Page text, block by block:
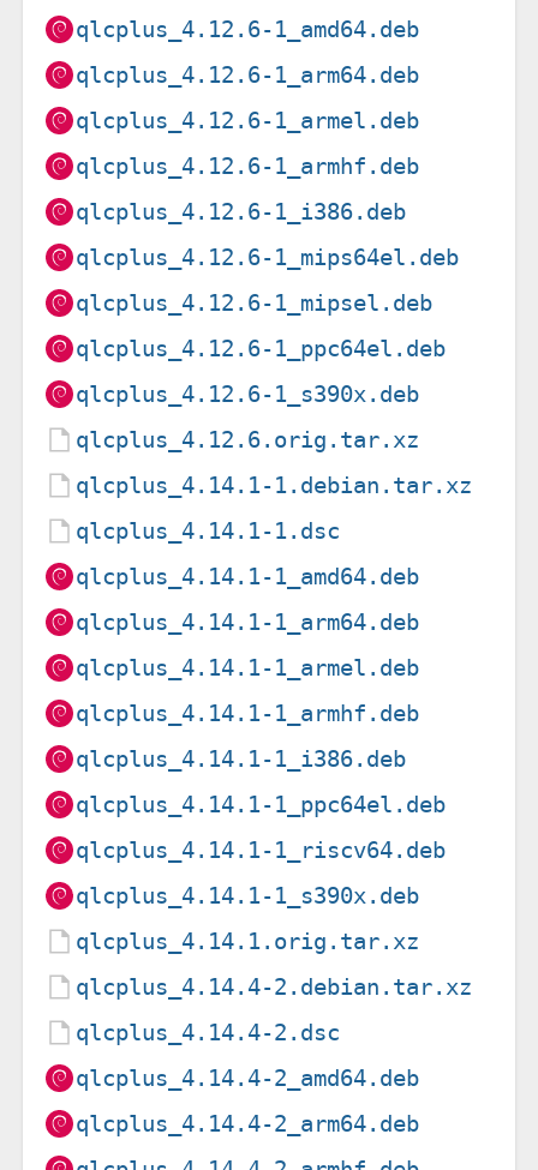
qlcplus_4.12.6-1_amd64.deb
qlcplus_4.12.6-1_arm64.deb
qlcplus_4.12.6-1_armel.deb
qlcplus_4.12.6-1_armhf.deb
qlcplus_4.12.6-1_i386.deb
qlcplus_4.12.6-1_mips64el.deb
qlcplus_4.12.6-1_mipsel.deb
qlcplus_4.12.6-1_ppc64el.deb
qlcplus_4.12.6-1_s390x.deb
qlcplus_4.12.6.orig.tar.xz
qlcplus_4.14.1-1.debian.tar.xz
qlcplus_4.14.1-1.dsc
qlcplus_4.14.1-1_amd64.deb
qlcplus_4.14.1-1_arm64.deb
qlcplus_4.14.1-1_armel.deb
qlcplus_4.14.1-1_armhf.deb
qlcplus_4.14.1-1_i386.deb
qlcplus_4.14.1-1_ppc64el.deb
qlcplus_4.14.1-1_riscv64.deb
qlcplus_4.14.1-1_s390x.deb
qlcplus_4.14.1.orig.tar.xz
qlcplus_4.14.4-2.debian.tar.xz
qlcplus_4.14.4-2.dsc
qlcplus_4.14.4-2_amd64.deb
qlcplus_4.14.4-2_arm64.deb